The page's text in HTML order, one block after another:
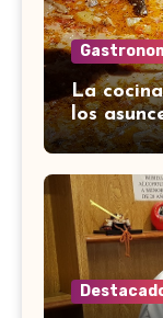
La
los